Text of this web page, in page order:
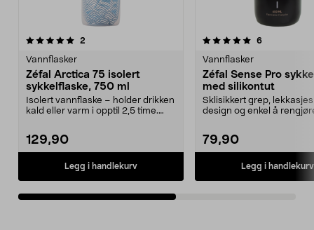
2
Vannflasker
Zéfal Arctica 75 isolert
sykkelflaske, 750 ml
Isolert vannflaske – holder drikken
kald eller varm i opptil 2,5 time.
129,90
Legg i handlekurv
5.0av 5 stjerner 6anmeldelser
Vannflasker
Zéfal Sense Pro
med silikontut
Sklisikkert grep,
design og enkel å
79,90
Legg i handlekurv
5.0av 5 stjerner